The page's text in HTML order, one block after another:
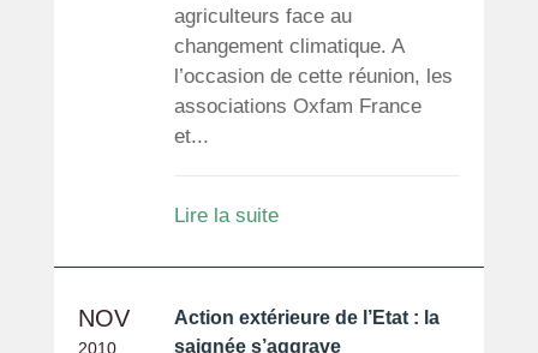
agriculteurs face au
changement climatique. A
l’occasion de cette réunion, les
associations Oxfam France
et...
Lire la suite
NOV
2010
Action extérieure de l’Etat : la
saignée s’aggrave